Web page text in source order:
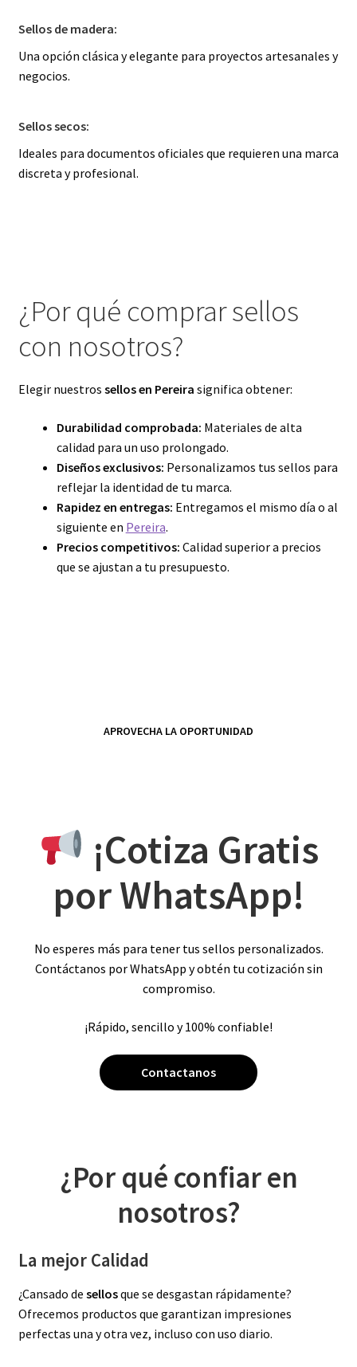
Sellos de madera:
Una opción clásica y elegante para proyectos artesanales y
negocios.
Sellos secos:
Ideales para documentos oficiales que requieren una marca
discreta y profesional.
¿Por qué comprar sellos
con nosotros?
Elegir nuestros sellos en Pereira significa obtener:
Durabilidad comprobada: Materiales de alta
calidad para un uso prolongado.
Diseños exclusivos: Personalizamos tus sellos para
reflejar la identidad de tu marca.
Rapidez en entregas: Entregamos el mismo día o al
siguiente en Pereira.
Precios competitivos: Calidad superior a precios
que se ajustan a tu presupuesto.
APROVECHA LA OPORTUNIDAD
¡Cotiza Gratis
por WhatsApp!
No esperes más para tener tus sellos personalizados.
Contáctanos por WhatsApp y obtén tu cotización sin
compromiso.
¡Rápido, sencillo y 100% confiable!
Contactanos
¿Por qué confiar en
nosotros?
La mejor Calidad
¿Cansado de sellosque se desgastan rápidamente?
Ofrecemos productos que garantizan impresiones
perfectas una y otra vez, incluso con uso diario.